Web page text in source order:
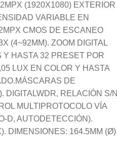
(1920X1080) EXTERIOR
VARIABLE EN
CMOS DE ESCANEO
(4~92MM). ZOOM DIGITAL
Y HASTA 32 PRESET POR
LUX EN COLOR Y HASTA
DE
DIGITALWDR, RELACIÓN S/N
MULTIPROTOCOLO VÍA
D, AUTODETECCIÓN).
DIMENSIONES: 164.5MM (Ø)